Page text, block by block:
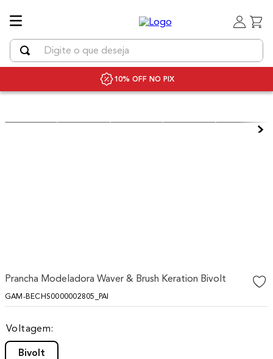
Digite o que deseja
10% OFF NO PIX
Prancha Modeladora Waver & Brush Keration Bivolt
GAM-BECHS0000002805_PAI
Voltagem
Bivolt
TERMOS MAIS BUSCADOS
1º
uniq
10 º difusor